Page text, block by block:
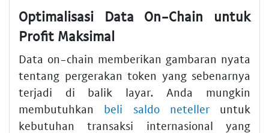
Optimalisasi Data On-Chain untuk
Profit Maksimal
Data on-chain memberikan gambaran nyata
tentang pergerakan token yang sebenarnya
terjadi di balik layar. Anda mungkin
membutuhkan beli saldo netelleruntuk
kebutuhan transaksi internasional yang